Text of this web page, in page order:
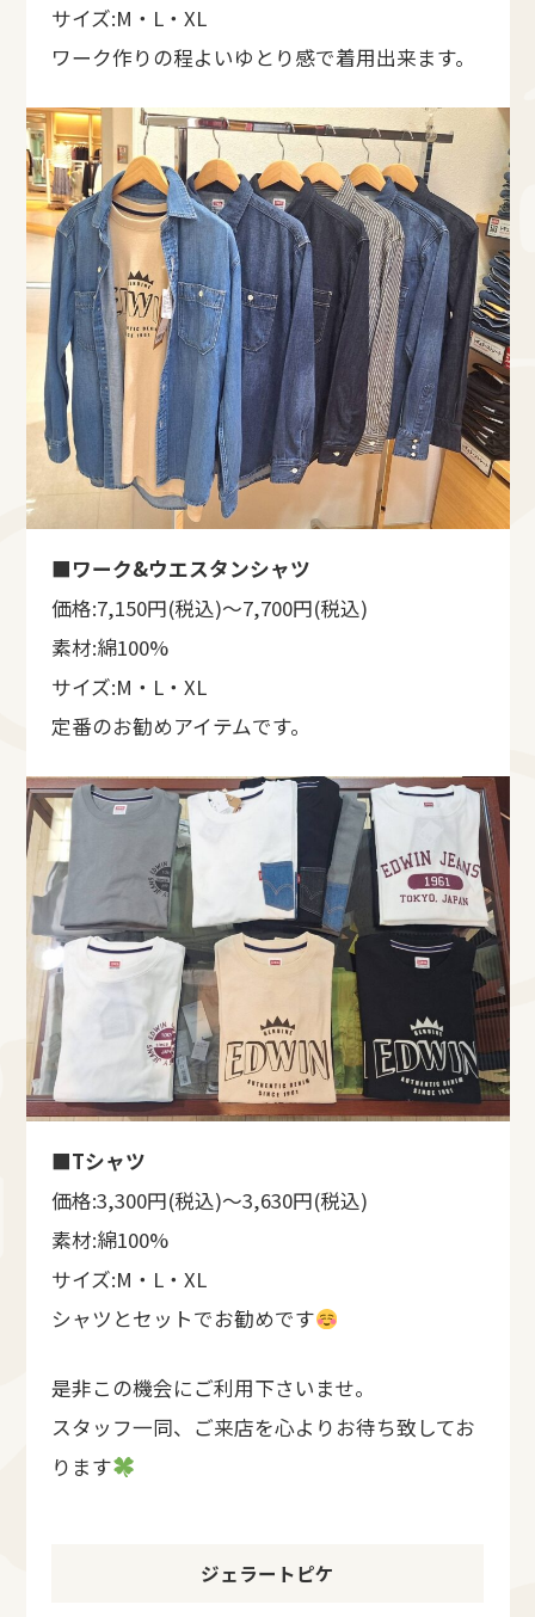
サイズ:M・L・XL
ワーク作りの程よいゆとり感で着用出来ます。
■ワーク&ウエスタンシャツ
価格:7,150円(税込)～7,700円(税込)
素材:綿100%
サイズ:M・L・XL
定番のお勧めアイテムです。
■Tシャツ
価格:3,300円(税込)～3,630円(税込)
素材:綿100%
サイズ:M・L・XL
シャツとセットでお勧めです
是非この機会にご利用下さいませ。
スタッフ一同、ご来店を心よりお待ち致してお
ります
ジェラートピケ